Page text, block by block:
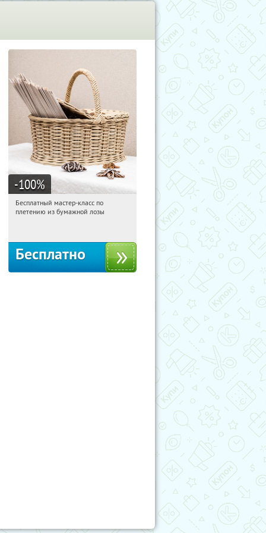
-100%
17:38:08 Получили:
Бесплатный мастер-класс по
плетению из бумажной лозы
Бесплатно